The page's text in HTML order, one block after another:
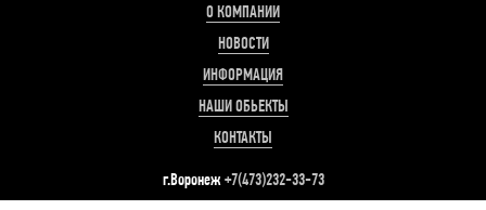
О КОМПАНИИ
НОВОСТИ
ИНФОРМАЦИЯ
НАШИ ОБЬЕКТЫ
КОНТАКТЫ
г.Воронеж+7(473)232-33-73